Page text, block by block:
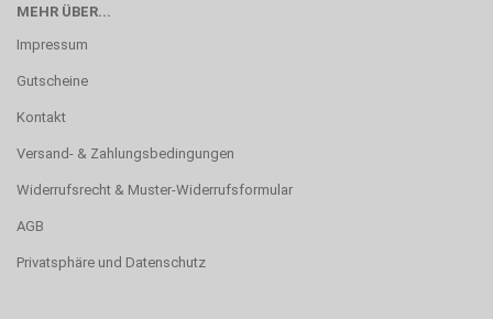
MEHR ÜBER...
Impressum
Gutscheine
Kontakt
Versand- & Zahlungsbedingungen
Widerrufsrecht & Muster-Widerrufsformular
AGB
Privatsphäre und Datenschutz